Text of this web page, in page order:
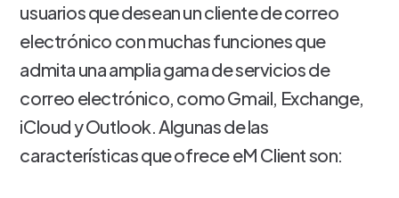
usuarios que desean un cliente de correo
electrónico con muchas funciones que
admita una amplia gama de servicios de
correo electrónico, como Gmail, Exchange,
iCloud y Outlook. Algunas de las
características que ofrece eM Client son: